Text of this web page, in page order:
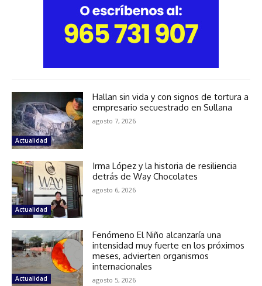
Actualidad
Hallan sin vida y con signos de tortura a
empresario secuestrado en Sullana
agosto 7, 2026
Actualidad
Irma López y la historia de resiliencia
detrás de Way Chocolates
agosto 6, 2026
Actualidad
Fenómeno El Niño alcanzaría una
intensidad muy fuerte en los próximos
meses, advierten organismos
internacionales
agosto 5, 2026